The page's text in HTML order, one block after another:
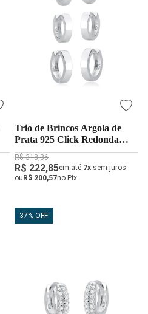
Trio de Brincos Argola de
Prata 925 Click Redonda
Lisa
R$ 318,36
R$ 222,85em até 7x sem juros
ouR$ 200,57no Pix
37% OFF